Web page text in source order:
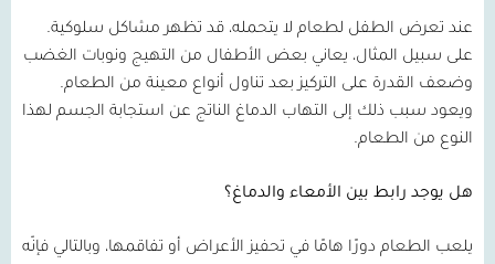
عند تعرض الطفل لطعام لا يتحمله، قد تظهر مشاكل سلوكية.
على سبيل المثال، يعاني بعض الأطفال من التهيج ونوبات الغضب
وضعف القدرة على التركيز بعد تناول أنواع معينة من الطعام.
ويعود سبب ذلك إلى التهاب الدماغ الناتج عن استجابة الجسم لهذا
النوع من الطعام.
هل يوجد رابط بين الأمعاء والدماغ؟
يلعب الطعام دورًا هامًا في تحفيز الأعراض أو تفاقمها، وبالتالي فإنّه